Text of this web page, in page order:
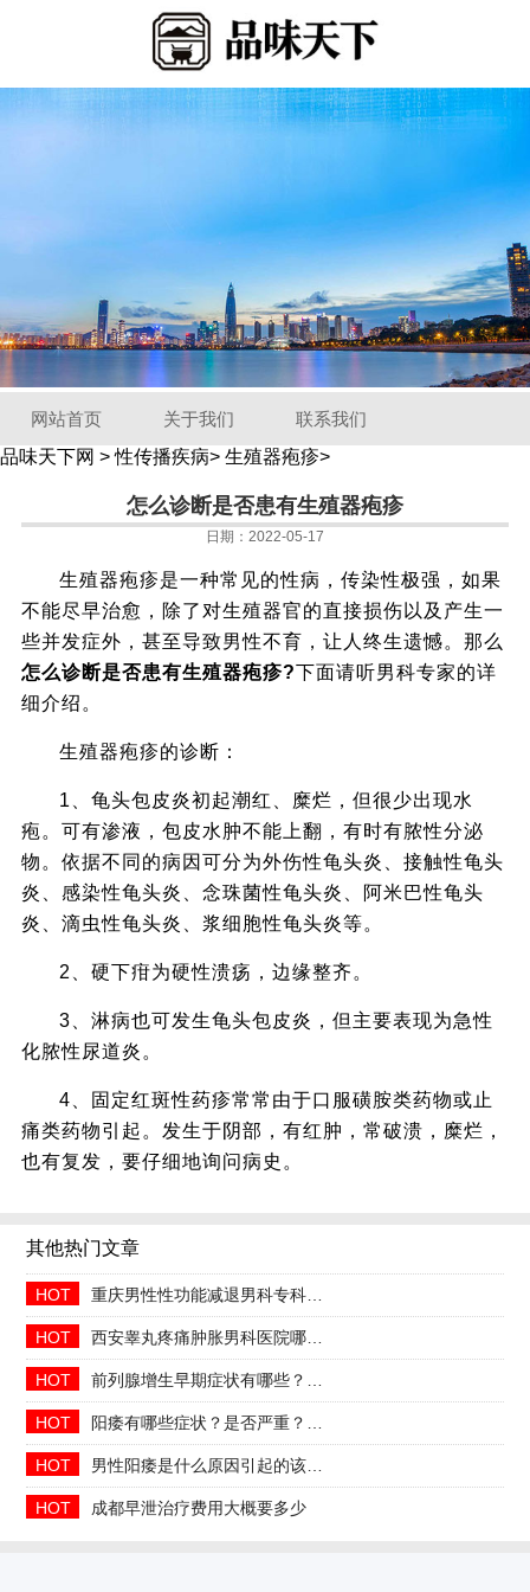
网站首页 关于我们
联系我们
品味天下网 >性传播疾病> 生殖器疱疹>
怎么诊断是否患有生殖器疱疹
日期：2022-05-17
生殖器疱疹是一种常见的性病，传染性极强，如果
不能尽早治愈，除了对生殖器官的直接损伤以及产生一
些并发症外，甚至导致男性不育，让人终生遗憾。那么
怎么诊断是否患有生殖器疱疹?下面请听男科专家的详
细介绍。
生殖器疱疹的诊断：
1、龟头包皮炎初起潮红、糜烂，但很少出现水
疱。可有渗液，包皮水肿不能上翻，有时有脓性分泌
物。依据不同的病因可分为外伤性龟头炎、接触性龟头
炎、感染性龟头炎、念珠菌性龟头炎、阿米巴性龟头
炎、滴虫性龟头炎、浆细胞性龟头炎等。
2、硬下疳为硬性溃疡，边缘整齐。
3、淋病也可发生龟头包皮炎，但主要表现为急性
化脓性尿道炎。
4、固定红斑性药疹常常由于口服磺胺类药物或止
痛类药物引起。发生于阴部，有红肿，常破溃，糜烂，
也有复发，要仔细地询问病史。
其他热门文章
HOT 重庆男性性功能减退男科专科2026年中医调理哪家好
HOT 西安睾丸疼痛肿胀男科医院哪家正规收费合理透明
HOT 前列腺增生早期症状有哪些？2026治疗方法与日常预防指南
HOT 阳痿有哪些症状？是否严重？会自己好吗
HOT 男性阳痿是什么原因引起的该如何治疗
HOT 成都早泄治疗费用大概要多少